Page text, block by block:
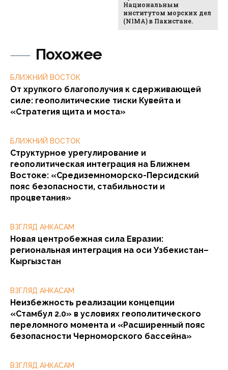
Похожее
БЛИЖНИЙ ВОСТОК
От хрупкого благополучия к сдерживающей
силе: геополитические тиски Кувейта и
«Стратегия щита и моста»
БЛИЖНИЙ ВОСТОК
Структурное урегулирование и
геополитическая интеграция на Ближнем
Востоке: «Средиземноморско-Персидский
пояс безопасности, стабильности и
процветания»
ВЗГЛЯД АНКАСАМ
Новая центробежная сила Евразии:
региональная интеграция на оси Узбекистан–
Кыргызстан
ВЗГЛЯД АНКАСАМ
Неизбежность реализации концепции
«Стамбул 2.0» в условиях геополитического
переломного момента и «Расширенный пояс
безопасности Черноморского бассейна»
ВЗГЛЯД АНКАСАМ
Национальным
институтом морских дел
(NIMA) в Пакистане.